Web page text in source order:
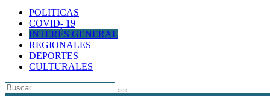
POLITICAS
COVID- 19
INTERÉS GENERAL
REGIONALES
DEPORTES
CULTURALES